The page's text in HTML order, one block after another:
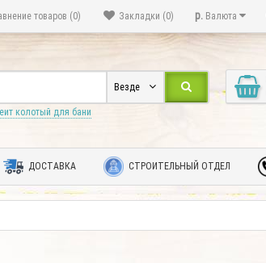
р. Валюта
Закладки (0)
товаров (0)
Везде
колотый для бани
ДОСТАВКА СТРОИТЕЛЬНЫЙ ОТДЕЛ